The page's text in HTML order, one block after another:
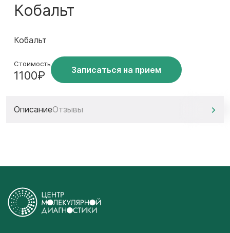
Кобальт
Кобальт
Стоимость
1100₽ Записаться на прием
ОписаниеОтзывы